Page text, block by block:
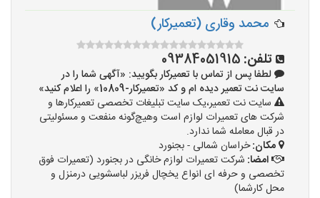
محمد وقاری (تعمیرکار)
تلفن: 09384051915
لطفا پس از تماس با تعمیرکار بگویید: «آگهی شما را در
سایت نت تعمیر دیده ام و کد «تعمیرکار-10809» را اعلام کنید»
سایت نت تعمیر،یک سایت تبلیغات تخصصی تعمیرکارها و
شرکت های تعمیرات لوازم است وهیچ‌گونه منفعت و مسئولیتی
در قبال معامله شما ندارد.
مکان:خراسان شمالی - بجنورد
امضا: شرکت تعمیرات لوازم خانگی در بجنورد (تعمیرات فوق
تخصصی و حرفه ای انواع یخچال فریزر لباسشویی درمنزل و
محل کارشما)